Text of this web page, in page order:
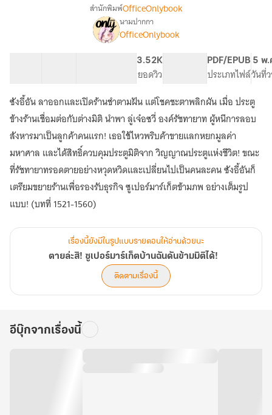
มาร์เก็ต
บ้าน
ดัน
มิติ
ได้!
เล่ม
39
เรื่อง
ตาย
ล่ะ
สิ!
ซู
เปอร์
มาร์เก็ต
บ้าน
ฉัน
ดัน
ข้าม
มิติ
ได้!
สำนักพิมพ์OfficeOnlybook
นามปากกา
OfficeOnlybook
3.52K
ยอดวิว
PDF/EPUB
ประเภทไฟล์
5 พ.
วันที่
ซังอี้อัน ลาออกและเปิดร้านชำตามฝัน แต่โชคชะตาพลิกผัน เมื่อ ประตู
ข้างร้านเชื่อมต่อกับต่างมิติ นำพา ลู่เจ๋อซวี่ องค์รัชทายาท ผู้หนีการลอบ
สังหารมาเป็นลูกค้าคนแรก! เธอใช้ไหวพริบค้าขายแลกหยกมูลค่า
มหาศาล และได้สิทธิ์ควบคุมประตูมิติจาก วิญญาณประตูแห่งชีวิต! ขณะ
ที่รัชทายาทรอดตายอย่างหวุดหวิดและเปลี่ยนไปเป็นคนละคน ซังอี้อันก็
เตรียมขยายร้านเพื่อรองรับธุรกิจ ซูเปอร์มาร์เก็ตข้ามภพ อย่างเต็มรูป
แบบ! (บทที่ 1521-1560)
เรื่องนี้ยังมีในรูปแบบรายตอนให้อ่านด้วยนะ
ตายล่ะสิ! ซูเปอร์มาร์เก็ตบ้านฉันดันข้ามมิติได้!
ติดตามเรื่องนี้
อีบุ๊กจากเรื่องนี้